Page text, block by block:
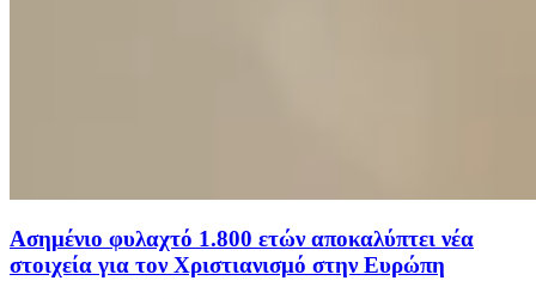
Ασημένιο φυλαχτό 1.800 ετών αποκαλύπτει νέα
στοιχεία για τον Χριστιανισμό στην Ευρώπη